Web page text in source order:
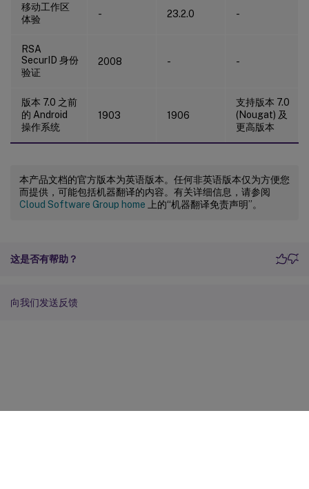
移动工作区
体验
- 23.2.0 -
RSA
SecurID 身份
验证
2008 - -
版本 7.0 之前
的 Android
操作系统
1903 1906
支持版本 7.0
(Nougat) 及
更高版本
本产品文档的官方版本为英语版本。任何非英语版本仅为方便您
而提供，可能包括机器翻译的内容。有关详细信息，请参阅
Cloud Software Group home 上的“机器翻译免责声明”。
这是否有帮助？
向我们发送反馈